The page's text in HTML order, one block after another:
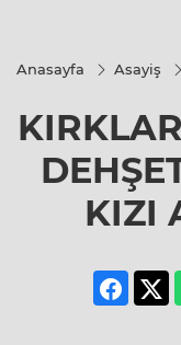
Anasayfa Asayiş
KIZI